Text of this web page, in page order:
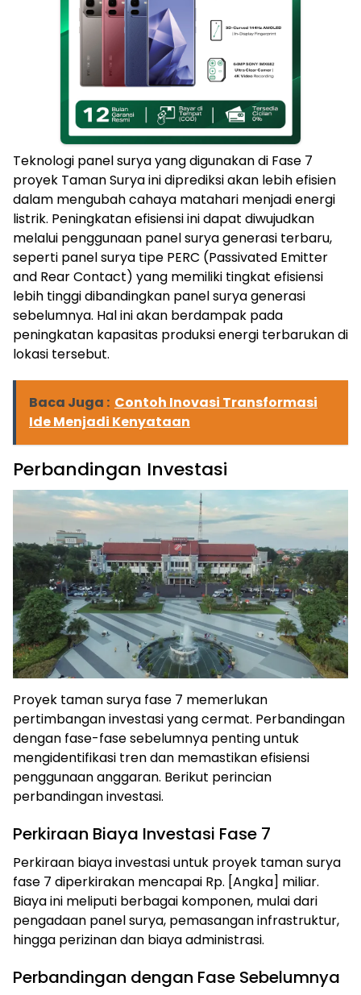
Teknologi panel surya yang digunakan di Fase 7
proyek Taman Surya ini diprediksi akan lebih efisien
dalam mengubah cahaya matahari menjadi energi
listrik. Peningkatan efisiensi ini dapat diwujudkan
melalui penggunaan panel surya generasi terbaru,
seperti panel surya tipe PERC (Passivated Emitter
and Rear Contact) yang memiliki tingkat efisiensi
lebih tinggi dibandingkan panel surya generasi
sebelumnya. Hal ini akan berdampak pada
peningkatan kapasitas produksi energi terbarukan di
lokasi tersebut.
Baca Juga : Contoh Inovasi Transformasi
Ide Menjadi Kenyataan
Perbandingan Investasi
Proyek taman surya fase 7 memerlukan
pertimbangan investasi yang cermat. Perbandingan
dengan fase-fase sebelumnya penting untuk
mengidentifikasi tren dan memastikan efisiensi
penggunaan anggaran. Berikut perincian
perbandingan investasi.
Perkiraan Biaya Investasi Fase 7
Perkiraan biaya investasi untuk proyek taman surya
fase 7 diperkirakan mencapai Rp. [Angka] miliar.
Biaya ini meliputi berbagai komponen, mulai dari
pengadaan panel surya, pemasangan infrastruktur,
hingga perizinan dan biaya administrasi.
Perbandingan dengan Fase Sebelumnya